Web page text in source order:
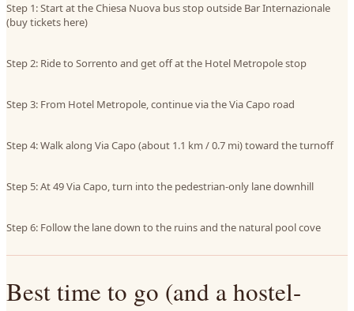
Step 1: Start at the Chiesa Nuova bus stop outside Bar Internazionale
(buy tickets here)
Step 2: Ride to Sorrento and get off at the Hotel Metropole stop
Step 3: From Hotel Metropole, continue via the Via Capo road
Step 4: Walk along Via Capo (about 1.1 km / 0.7 mi) toward the turnoff
Step 5: At 49 Via Capo, turn into the pedestrian-only lane downhill
Step 6: Follow the lane down to the ruins and the natural pool cove
Best time to go (and a hostel-